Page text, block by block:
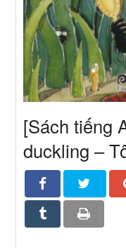
[Sách tiếng
duckling –